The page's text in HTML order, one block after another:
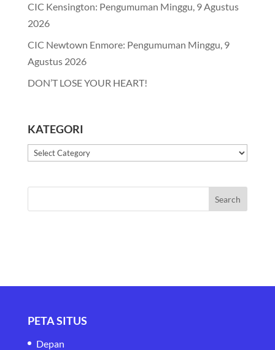
CIC Kensington: Pengumuman Minggu, 9 Agustus
2026
CIC Newtown Enmore: Pengumuman Minggu, 9
Agustus 2026
DON’T LOSE YOUR HEART!
KATEGORI
Kategori
PETA SITUS
Depan